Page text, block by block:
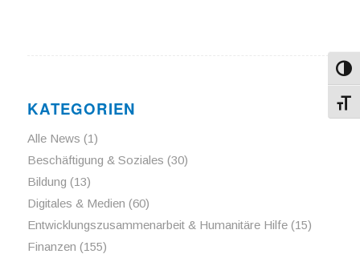
KATEGORIEN
Alle News (1)
Beschäftigung & Soziales (30)
Bildung (13)
Digitales & Medien (60)
Entwicklungszusammenarbeit & Humanitäre Hilfe(15)
Finanzen (155)